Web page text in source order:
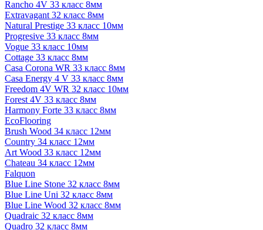
Rancho 4V 33 класс 8мм
Extravagant 32 класс 8мм
Natural Prestige 33 класс 10мм
Progresive 33 класс 8мм
Vogue 33 класс 10мм
Cottage 33 класс 8мм
Casa Corona WR 33 класс 8мм
Casa Energy 4 V 33 класс 8мм
Freedom 4V WR 32 класс 10мм
Forest 4V 33 класс 8мм
Harmony Forte 33 класс 8мм
EcoFlooring
Brush Wood 34 класс 12мм
Country 34 класс 12мм
Art Wood 33 класс 12мм
Chateau 34 класс 12мм
Falquon
Blue Line Stone 32 класс 8мм
Blue Line Uni 32 класс 8мм
Blue Line Wood 32 класс 8мм
Quadraic 32 класс 8мм
Quadro 32 класс 8мм